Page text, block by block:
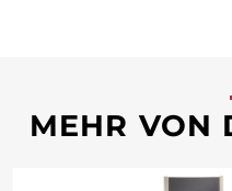
MEHR VON